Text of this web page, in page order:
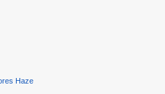
Haze